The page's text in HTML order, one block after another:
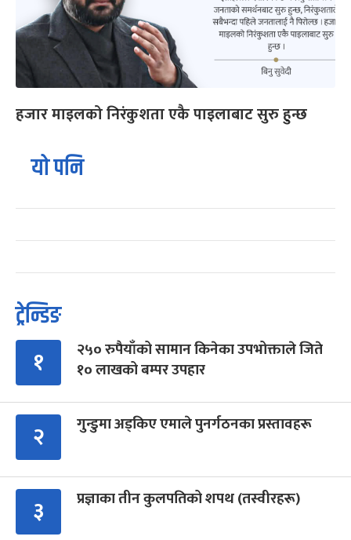
हजार माइलको निरंकुशता एकै पाइलाबाट सुरु हुन्छ
यो पनि
ट्रेन्डिङ
१
२५० रुपैयाँको सामान किनेका उपभोक्ताले जिते
१० लाखको बम्पर उपहार
२ गुन्डुमा अड्किए एमाले पुनर्गठनका प्रस्तावहरू
३ प्रज्ञाका तीन कुलपतिको शपथ (तस्वीरहरू)